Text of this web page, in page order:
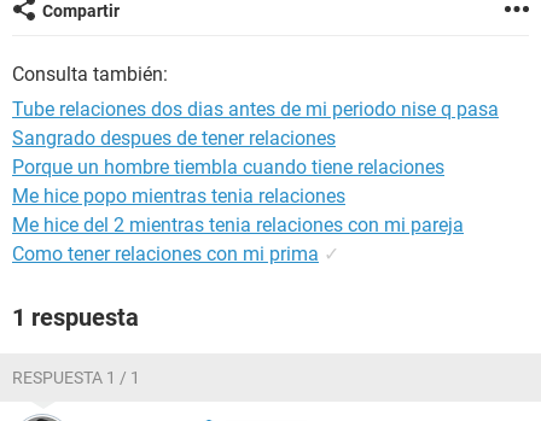
Compartir
Consulta también:
Tube relaciones dos dias antes de mi periodo nise q pasa
Sangrado despues de tener relaciones
Porque un hombre tiembla cuando tiene relaciones
Me hice popo mientras tenia relaciones
Me hice del 2 mientras tenia relaciones con mi pareja
Como tener relaciones con mi prima ✓
1 respuesta
RESPUESTA 1 / 1